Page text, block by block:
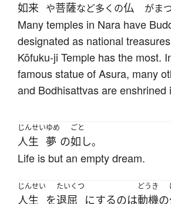
如来 や菩薩など多くの仏 がま
Many temples in Nara have
designated as national
Kōfuku-ji Temple has the most.
famous statue of Asura, many
and Bodhisattvas are enshrined
じんせい
人生
ゆめ
夢 の
ごと
如し。
Life is but an empty dream.
じんせい
人生 を
たいくつ
退屈 にするのは
どうき
動機の